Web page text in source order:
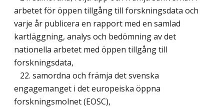
arbetet för öppen tillgång till forskningsdata och
varje år publicera en rapport med en samlad
kartläggning, analys och bedömning av det
nationella arbetet med öppen tillgång till
forskningsdata,
22. samordna och främja det svenska
engagemanget i det europeiska öppna
forskningsmolnet (EOSC),